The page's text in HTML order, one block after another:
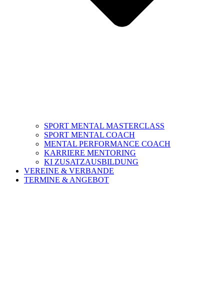
SPORT MENTAL MASTERCLASS
SPORT MENTAL COACH
MENTAL PERFORMANCE COACH
KARRIERE MENTORING
KI ZUSATZAUSBILDUNG
VEREINE & VERBANDE
TERMINE & ANGEBOT